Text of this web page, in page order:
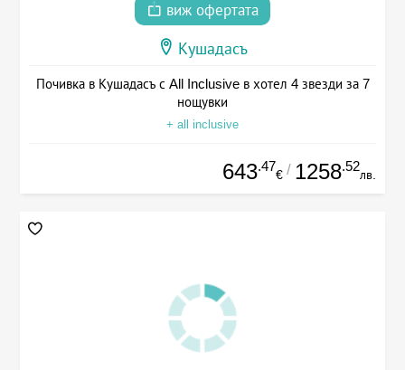
виж офертата
Кушадасъ
Почивка в Кушадасъ с All Inclusive в хотел 4 звезди за 7
нощувки
+ all inclusive
643.47
€ / 1258.52
лв.